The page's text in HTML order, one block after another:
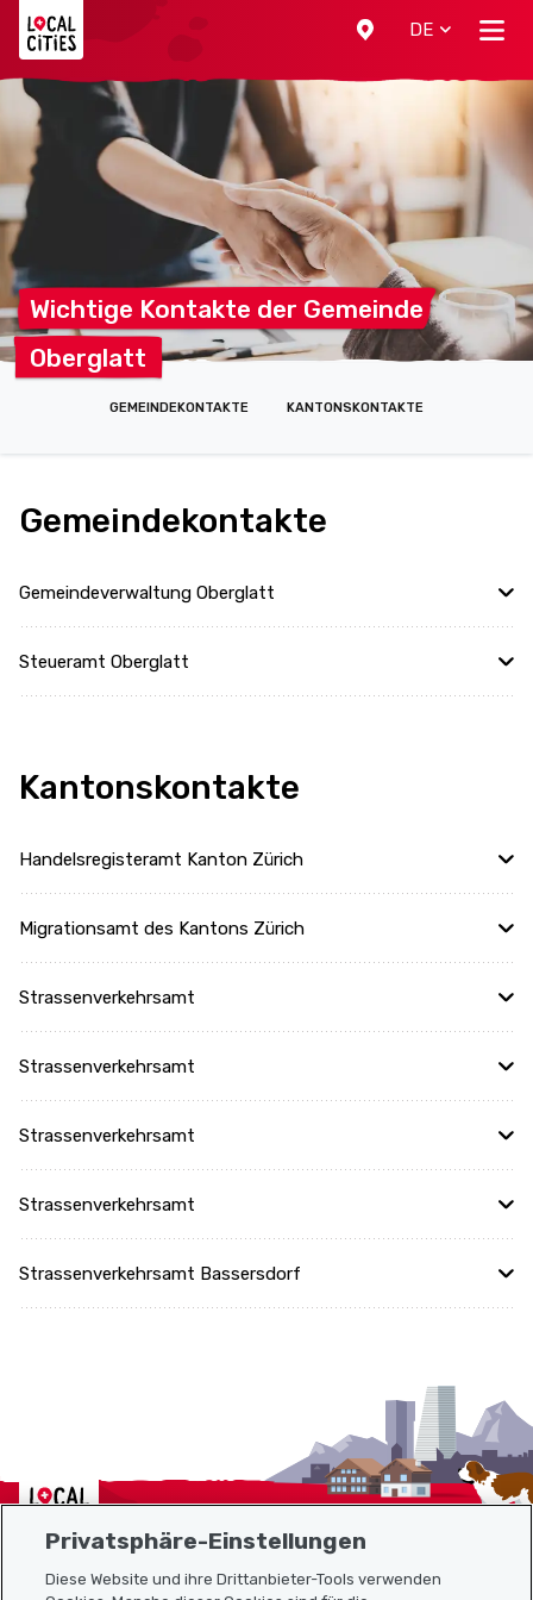
DE
Wichtige Kontakte der Gemeinde
Oberglatt
GEMEINDEKONTAKTE KANTONSKONTAKTE
Gemeindekontakte
Gemeindeverwaltung Oberglatt
Steueramt Oberglatt
Kantonskontakte
Handelsregisteramt Kanton Zürich
Migrationsamt des Kantons Zürich
Strassenverkehrsamt
Strassenverkehrsamt
Strassenverkehrsamt
Strassenverkehrsamt
Strassenverkehrsamt Bassersdorf
Localcities
Privatsphäre-Einstellungen
Diese Website und ihre Drittanbieter-Tools verwenden